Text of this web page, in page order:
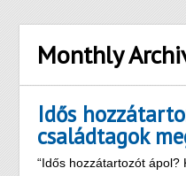
Monthly
Idős
családtagok
“Idős hozzátartozót